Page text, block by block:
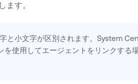
ます。
と小文字が区別されます。System
使用してエージェントをリンクする